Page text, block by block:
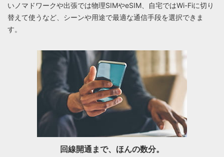
いノマドワークや出張では物理SIMやeSIM、⾃宅ではWi-Fiに切り
替えて使うなど、シーンや⽤途で最適な通信⼿段を選択できま
す。
回線開通まで、ほんの数分。